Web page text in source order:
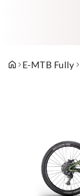
E-MTB Fully